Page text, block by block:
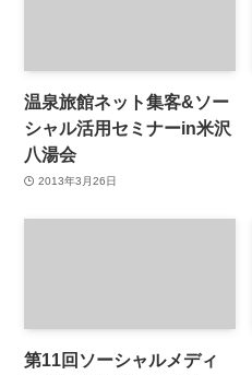
温泉旅館ネット集客&ソー
シャル活用セミナーin米沢
八湯会
2013年3月26日
第11回ソーシャルメディ